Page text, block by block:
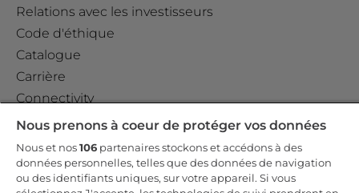
Relations avec les investisseurs
Code d'éthique
Catalogue
Carrière
Connectivity
HAIER SHOP
Support Haier Shop
Nous prenons à coeur de protéger vos données
Nous et nos106 partenaires stockons et accédons à des
données personnelles, telles que des données de navigation
ou des identifiants uniques, sur votre appareil. Si vous